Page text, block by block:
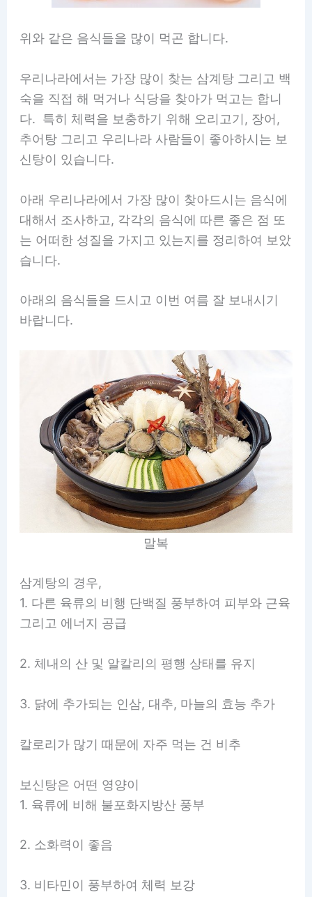
위와 같은 음식들을 많이 먹곤 합니다.
우리나라에서는 가장 많이 찾는 삼계탕 그리고 백
숙을 직접 해 먹거나 식당을 찾아가 먹고는 합니
다. 특히 체력을 보충하기 위해 오리고기, 장어,
추어탕 그리고 우리나라 사람들이 좋아하시는 보
신탕이 있습니다.
아래 우리나라에서 가장 많이 찾아드시는 음식에
대해서 조사하고, 각각의 음식에 따른 좋은 점 또
는 어떠한 성질을 가지고 있는지를 정리하여 보았
습니다.
아래의 음식들을 드시고 이번 여름 잘 보내시기
바랍니다.
말복
삼계탕의 경우,
1. 다른 육류의 비행 단백질 풍부하여 피부와 근육
그리고 에너지 공급
2. 체내의 산 및 알칼리의 평행 상태를 유지
3. 닭에 추가되는 인삼, 대추, 마늘의 효능 추가
칼로리가 많기 때문에 자주 먹는 건 비추
보신탕은 어떤 영양이
1. 육류에 비해 불포화지방산 풍부
2. 소화력이 좋음
3. 비타민이 풍부하여 체력 보강